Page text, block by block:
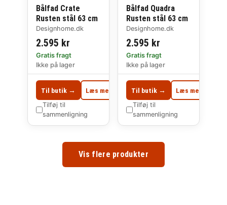
Bålfad Crate
Rusten stål 63 cm
Designhome.dk
2.595 kr
Gratis fragt
Ikke på lager
Til butik → Læs mere
Tilføj til
sammenligning
Bålfad Quadra
Rusten stål 63 cm
Designhome.dk
2.595 kr
Gratis fragt
Ikke på lager
Til butik → Læs mere
Tilføj til
sammenligning
Vis flere produkter